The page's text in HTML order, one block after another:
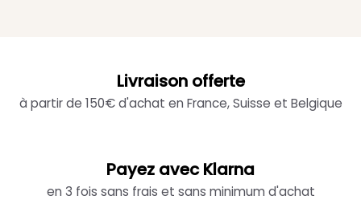
Livraison offerte
à partir de 150€ d'achat en France, Suisse et Belgique
Payez avec Klarna
en 3 fois sans frais et sans minimum d'achat